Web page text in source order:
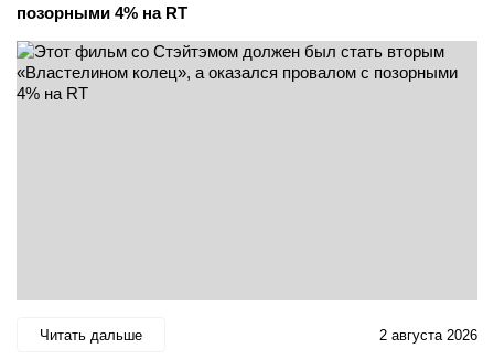
позорными 4% на RT
Читать дальше 2 августа 2026